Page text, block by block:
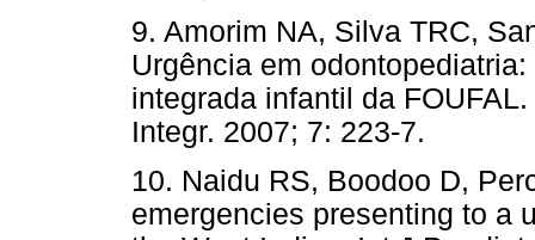
9. Amorim NA, Silva TRC,
Urgência em
integrada infantil da
Integr. 2007; 7: 223-7.
10. Naidu RS, Boodoo D,
emergencies presenting to a